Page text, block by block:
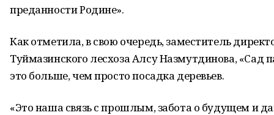
преданности Родине».
Как отметила, в свою очередь, заместитель
Туймазинского лесхоза Алсу Назмутдинова, «Сад
это больше, чем просто посадка деревьев.
«Это наша связь с прошлым, забота о будущем и